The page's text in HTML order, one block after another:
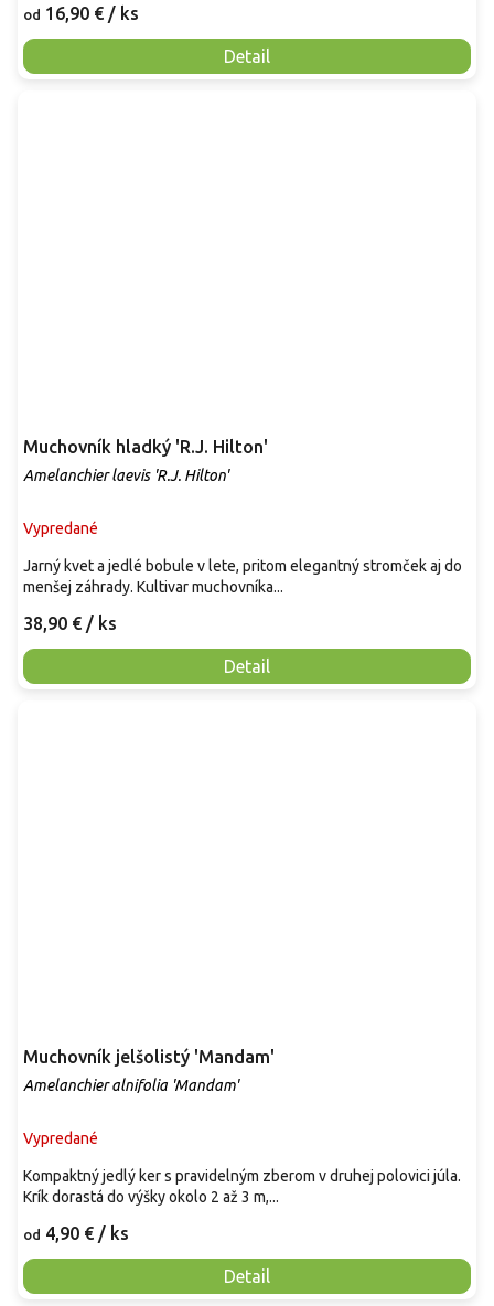
od 16,90 € / ks
Detail
Muchovník hladký 'R.J. Hilton'
Amelanchier laevis 'R.J. Hilton'
Vypredané
38,90 € / ks
Detail
Jarný kvet a jedlé bobule v lete, pritom elegantný stromček aj do
menšej záhrady. Kultivar muchovníka...
Muchovník jelšolistý 'Mandam'
Amelanchier alnifolia 'Mandam'
Vypredané
od 4,90 € / ks
Detail
Kompaktný jedlý ker s pravidelným zberom v druhej polovici júla.
Krík dorastá do výšky okolo 2 až 3 m,...